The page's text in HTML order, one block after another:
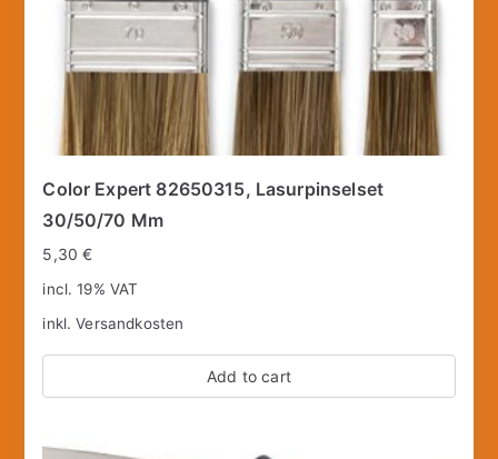
Color Expert 82650315, Lasurpinselset
30/50/70 Mm
5,30€
incl. 19% VAT
inkl.Versandkosten
Add to cart